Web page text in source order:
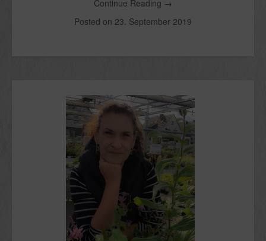
Continue Reading →
Posted on 23. September 2019